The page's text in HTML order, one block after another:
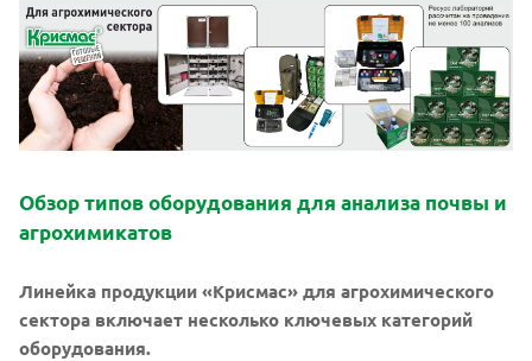
Обзор типов оборудования для анализа почвы и
агрохимикатов
Линейка продукции «Крисмас» для агрохимического
сектора включает несколько ключевых категорий
оборудования.